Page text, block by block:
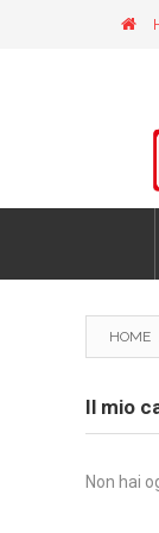
HOME
Il mio
Non hai